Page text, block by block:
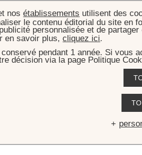
& SUITES JUNIOR SUITE AVEC BALCON
privé dévoilent une vue imprenable
un salon modulable à une salle de bains
une expérience parisienne unique.
nosétablissements utilisent des
le contenu éditorial du site en
personnalisée et de
en savoir plus,cliquez ici.
pendant 1 année. Si vous
décision via la page Politique